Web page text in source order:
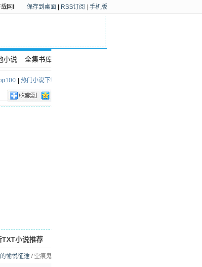
网! 保存到桌面 RSS订阅 手机版
小说 全集书库
热门小说下载Top100
TXT小说推荐
愉悦征途 / 空痕鬼彻